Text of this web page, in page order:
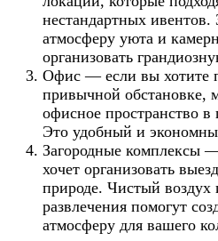
нестандартных ивентов.
атмосферу уюта и
организовать
Офис — если вы хотите
привычной обстановке,
офисное пространство
Это удобный и
Загородные комплексы
хочет организовать
природе. Чистый воздух
развлечения помогут
атмосферу для вашего